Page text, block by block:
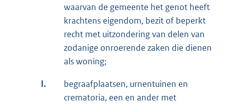
waarvan de gemeente het genot heeft
krachtens eigendom, bezit of beperkt
recht met uitzondering van delen van
zodanige onroerende zaken die dienen
als woning;
l.
begraafplaatsen, urnentuinen en
crematoria, een en ander met